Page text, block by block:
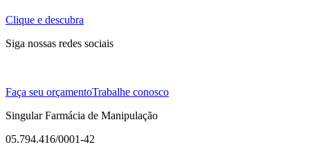
Clique e descubra
Siga nossas redes sociais
Faça seu orçamentoTrabalhe conosco
Singular Farmácia de Manipulação
05.794.416/0001-42